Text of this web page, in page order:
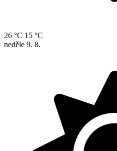
26 °C 15 °C
neděle 9. 8.